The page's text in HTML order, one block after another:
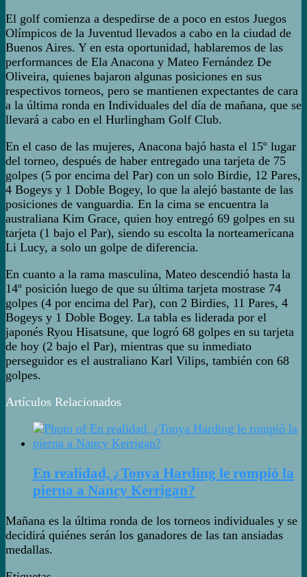
El golf comienza a despedirse de a poco en estos Juegos
Olímpicos de la Juventud llevados a cabo en la ciudad de
Buenos Aires. Y en esta oportunidad, hablaremos de las
performances de Ela Anacona y Mateo Fernández De
Oliveira, quienes bajaron algunas posiciones en sus
respectivos torneos, pero se mantienen expectantes de cara
a la última ronda en Individuales del día de mañana, que se
llevará a cabo en el Hurlingham Golf Club.
En el caso de las mujeres, Anacona bajó hasta el 15º lugar
del torneo, después de haber entregado una tarjeta de 75
golpes (5 por encima del Par) con un solo Birdie, 12 Pares,
4 Bogeys y 1 Doble Bogey, lo que la alejó bastante de las
posiciones de vanguardia. En la cima se encuentra la
australiana Kim Grace, quien hoy entregó 69 golpes en su
tarjeta (1 bajo el Par), siendo su escolta la norteamericana
Li Lucy, a solo un golpe de diferencia.
En cuanto a la rama masculina, Mateo descendió hasta la
14º posición luego de que su última tarjeta mostrase 74
golpes (4 por encima del Par), con 2 Birdies, 11 Pares, 4
Bogeys y 1 Doble Bogey. La tabla es liderada por el
japonés Ryou Hisatsune, que logró 68 golpes en su tarjeta
de hoy (2 bajo el Par), mientras que su inmediato
perseguidor es el australiano Karl Vilips, también con 68
golpes.
Artículos Relacionados
En realidad, ¿Tonya Harding le rompió la
pierna a Nancy Kerrigan?
Mañana es la última ronda de los torneos individuales y se
decidirá quiénes serán los ganadores de las tan ansiadas
medallas.